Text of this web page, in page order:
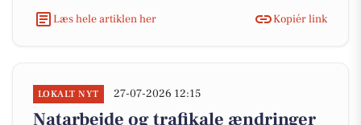
Læs hele artiklen her
Kopiér link
LOKALT NYT 27-07-2026 12:15
Natarbejde og trafikale ændringer